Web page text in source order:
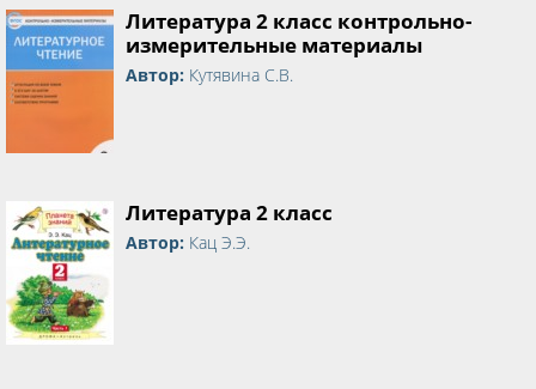
Литература 2 класс контрольно-
измерительные материалы
Автор: Кутявина С.В.
Литература 2 класс
Автор: Кац Э.Э.